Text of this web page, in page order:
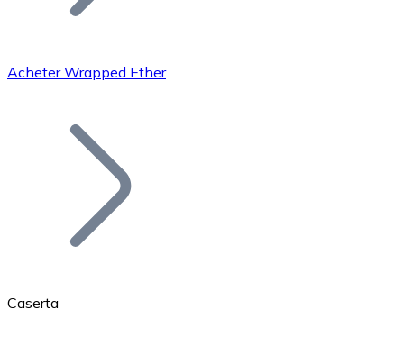
Bitcoin
Acheter Wrapped Ether
Caserta